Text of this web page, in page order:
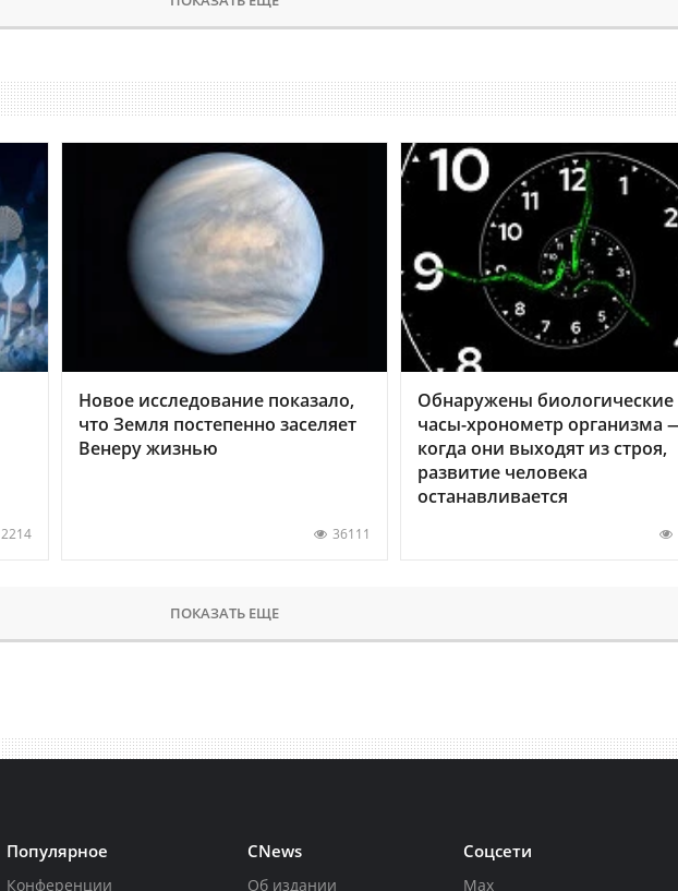
2214
Новое исследование показало,
что Земля постепенно заселяет
Венеру жизнью
36111
Обнаружены биологические
часы-хронометр организма
когда они выходят из строя,
развитие человека
останавливается
ПОКАЗАТЬ ЕЩЕ
Популярное
Конференции
CNews
Об издании
Соцсети
Max